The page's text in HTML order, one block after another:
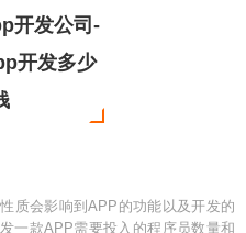
开发公司-
开发多少
质会影响到APP的功能以及开发的
一款APP需要投入的程序员数量和